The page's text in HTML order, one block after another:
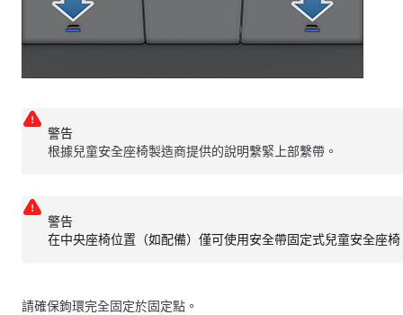
警告
根據兒童安全座椅製造商提供的說明繫緊上部繫帶。
警告
在中央座椅位置 （如配備）僅可使用安全帶固定式兒童安全座椅
請確保鉤環完全固定於固定點。